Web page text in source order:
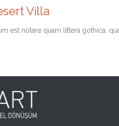
Villa
est notare quam littera gothica,